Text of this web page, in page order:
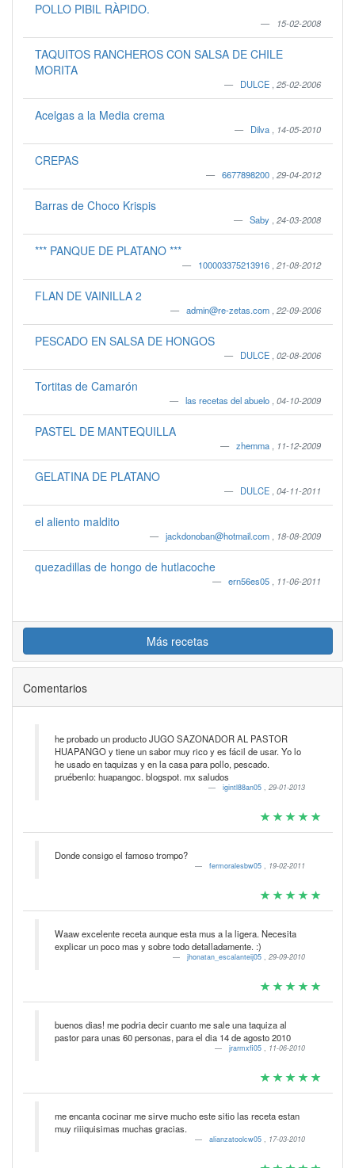
POLLO PIBIL RÀPIDO.
15-02-2008
TAQUITOS RANCHEROS CON SALSA DE CHILE
MORITA
DULCE 25-02-2006
Acelgas a la Media crema
Dilva 14-05-2010
CREPAS
6677898200 29-04-2012
Barras de Choco Krispis
Saby 24-03-2008
*** PANQUE DE PLATANO ***
100003375213916 21-08-2012
FLAN DE VAINILLA 2
admin@re-zetas.com 22-09-2006
PESCADO EN SALSA DE HONGOS
DULCE 02-08-2006
Tortitas de Camarón
las recetas del abuelo 04-10-2009
PASTEL DE MANTEQUILLA
zhemma 11-12-2009
GELATINA DE PLATANO
DULCE 04-11-2011
el aliento maldito
jackdonoban@hotmail.com 18-08-2009
quezadillas de hongo de hutlacoche
ern56es05 11-06-2011
Más recetas
Comentarios
he probado un producto JUGO SAZONADOR AL PASTOR
HUAPANGO y tiene un sabor muy rico y es fácil de usar. Yo lo
he usado en taquizas y en la casa para pollo, pescado.
pruébenlo: huapangoc. blogspot. mx saludos
igintl88an05 , 29-01-2013
Donde consigo el famoso trompo?
fermoralesbw05 , 19-02-2011
Waaw excelente receta aunque esta mus a la ligera. Necesita
explicar un poco mas y sobre todo detalladamente. :)
jhonatan_escalanteij05 , 29-09-2010
buenos dias! me podria decir cuanto me sale una taquiza al
pastor para unas 60 personas, para el dia 14 de agosto 2010
jrarmxfi05 , 11-06-2010
me encanta cocinar me sirve mucho este sitio las receta estan
muy riiiquisimas muchas gracias.
alianzatoolcw05 , 17-03-2010